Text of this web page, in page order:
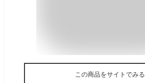
この商品をサイトでみる